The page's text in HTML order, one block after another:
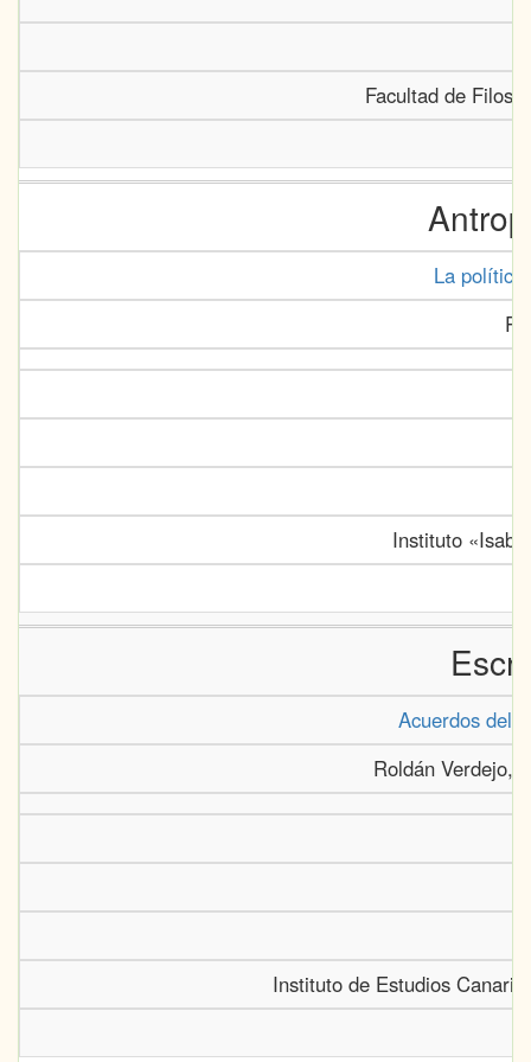
Facultad de
La política
Instituto
Acuerdos del
Roldán Verdejo,
Instituto de Estudios